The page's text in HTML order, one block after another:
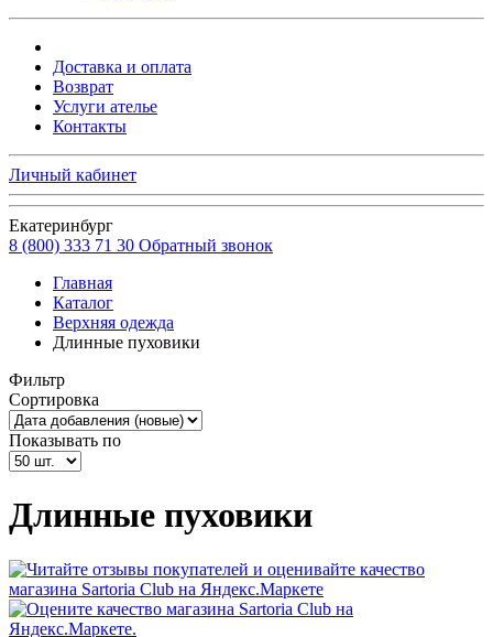
Доставка и оплата
Возврат
Услуги ателье
Контакты
Личный кабинет
Екатеринбург
8 (800) 333 71 30 Обратный звонок
Главная
Каталог
Верхняя одежда
Длинные пуховики
Фильтр
Сортировка
Показывать по
Длинные пуховики